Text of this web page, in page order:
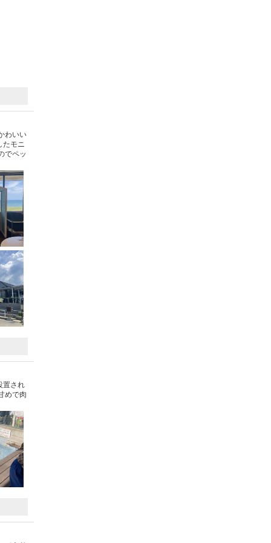
わいい
たモニ
でペッ
置され
めで肉